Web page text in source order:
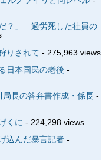
？」 過労死した社員の
りされて - 275,963 views
日本国民の老後 -
長の答弁書作成・係長-
くに - 224,298 views
込んだ暴言記者-